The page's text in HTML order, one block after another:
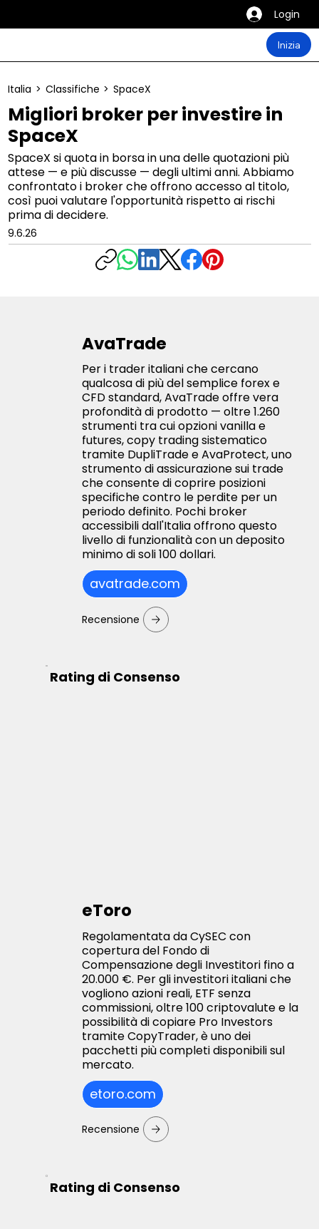
Login
Inizia
Migliori broker per investire in
SpaceX
SpaceX si quota in borsa in una delle quotazioni più
attese — e più discusse — degli ultimi anni. Abbiamo
confrontato i broker che offrono accesso al titolo,
così puoi valutare l'opportunità rispetto ai rischi
prima di decidere.
Italia > Classifiche > SpaceX
9.6.26
AvaTrade
Per i trader italiani che cercano
qualcosa di più del semplice forex e
CFD standard, AvaTrade offre vera
profondità di prodotto — oltre 1.260
strumenti tra cui opzioni vanilla e
futures, copy trading sistematico
tramite DupliTrade e AvaProtect, uno
strumento di assicurazione sui trade
che consente di coprire posizioni
specifiche contro le perdite per un
periodo definito. Pochi broker
accessibili dall'Italia offrono questo
livello di funzionalità con un deposito
minimo di soli 100 dollari.
avatrade.com
Recensione
Rating di Consenso
eToro
Regolamentata da CySEC con
copertura del Fondo di
Compensazione degli Investitori fino a
20.000 €. Per gli investitori italiani che
vogliono azioni reali, ETF senza
commissioni, oltre 100 criptovalute e la
possibilità di copiare Pro Investors
tramite CopyTrader, è uno dei
pacchetti più completi disponibili sul
mercato.
etoro.com
Recensione
Rating di Consenso